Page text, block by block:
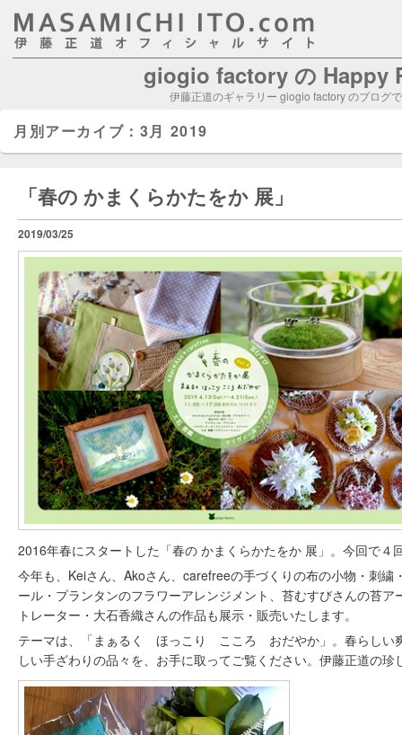
giogio factory の Happy
伊藤正道のギャラリー giogio factory のブログ
月別アーカイブ： 3月 2019
「春の かまくらかたをか 展」
2019/03/25
2016年春にスタートした「春の かまくらかたをか 展」。今回で４
今年も、Keiさん、Akoさん、carefreeの手づくりの布の小物・刺繍
ール・プランタンのフラワーアレンジメント、苔むすびさんの苔ア
トレーター・大石香織さんの作品も展示・販売いたします。
テーマは、「まぁるく ほっこり こころ おだやか」。春らしい
しい手ざわりの品々を、お手に取ってご覧ください。伊藤正道の